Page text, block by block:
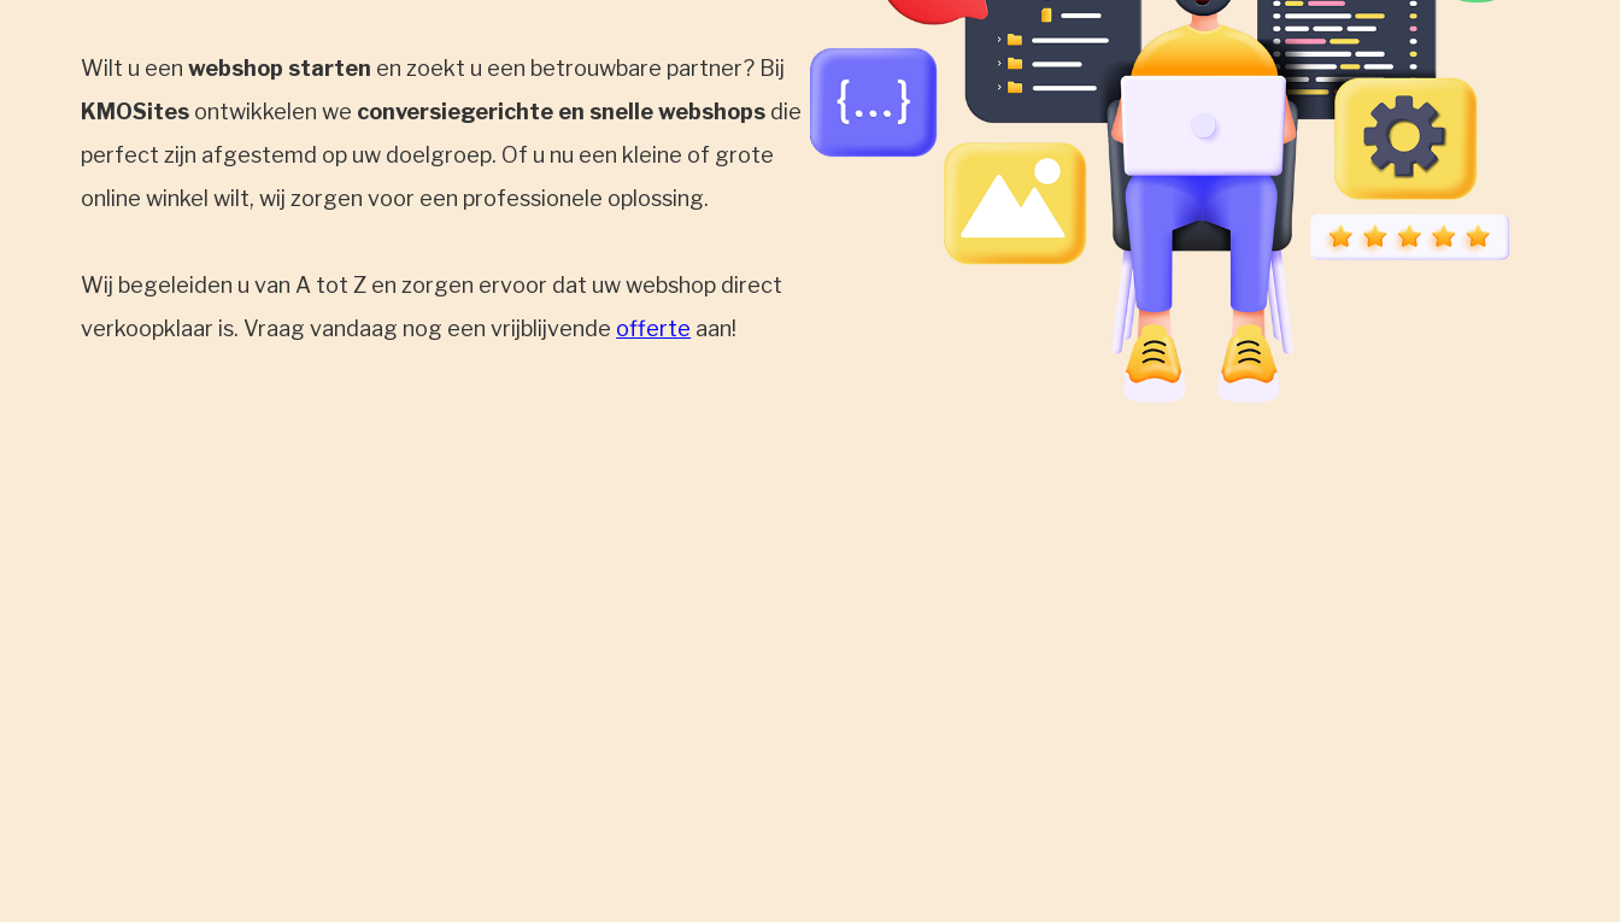
Wilt u eenwebshop starten en zoekt u een betrouwbare partner? Bij
KMOSites ontwikkelen we conversiegerichte en snelle webshops die
perfect zijn afgestemd op uw doelgroep. Of u nu een kleine of grote
online winkel wilt, wij zorgen voor een professionele oplossing.
Wij begeleiden u van A tot Z en zorgen ervoor dat uw webshop direct
verkoopklaar is. Vraag vandaag nog een vrijblijvende offerte aan!